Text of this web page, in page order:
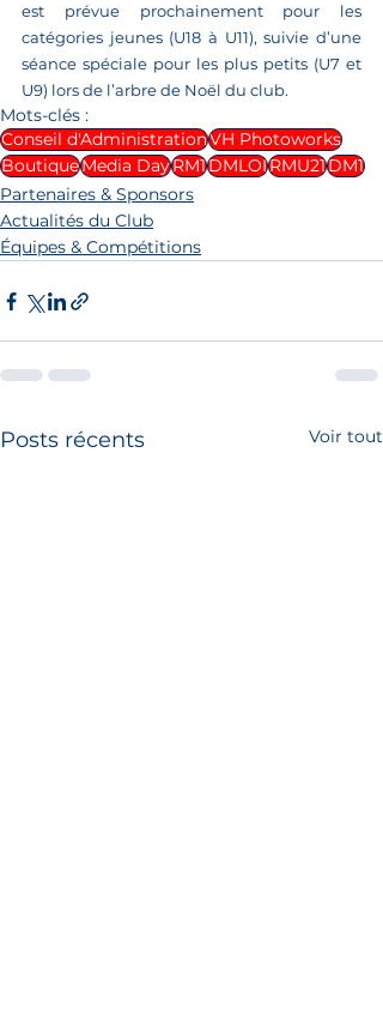
est prévue prochainement pour les
catégories jeunes (U18 à U11), suivie d’une
séance spéciale pour les plus petits (U7 et
U9) lors de l’arbre de Noël du club.
Mots-clés :
Conseil d'AdministrationVH Photoworks
BoutiqueMedia DayRM1DMLOIRMU21DM1
Partenaires & Sponsors
Actualités du Club
Équipes & Compétitions
Posts récents Voir tout